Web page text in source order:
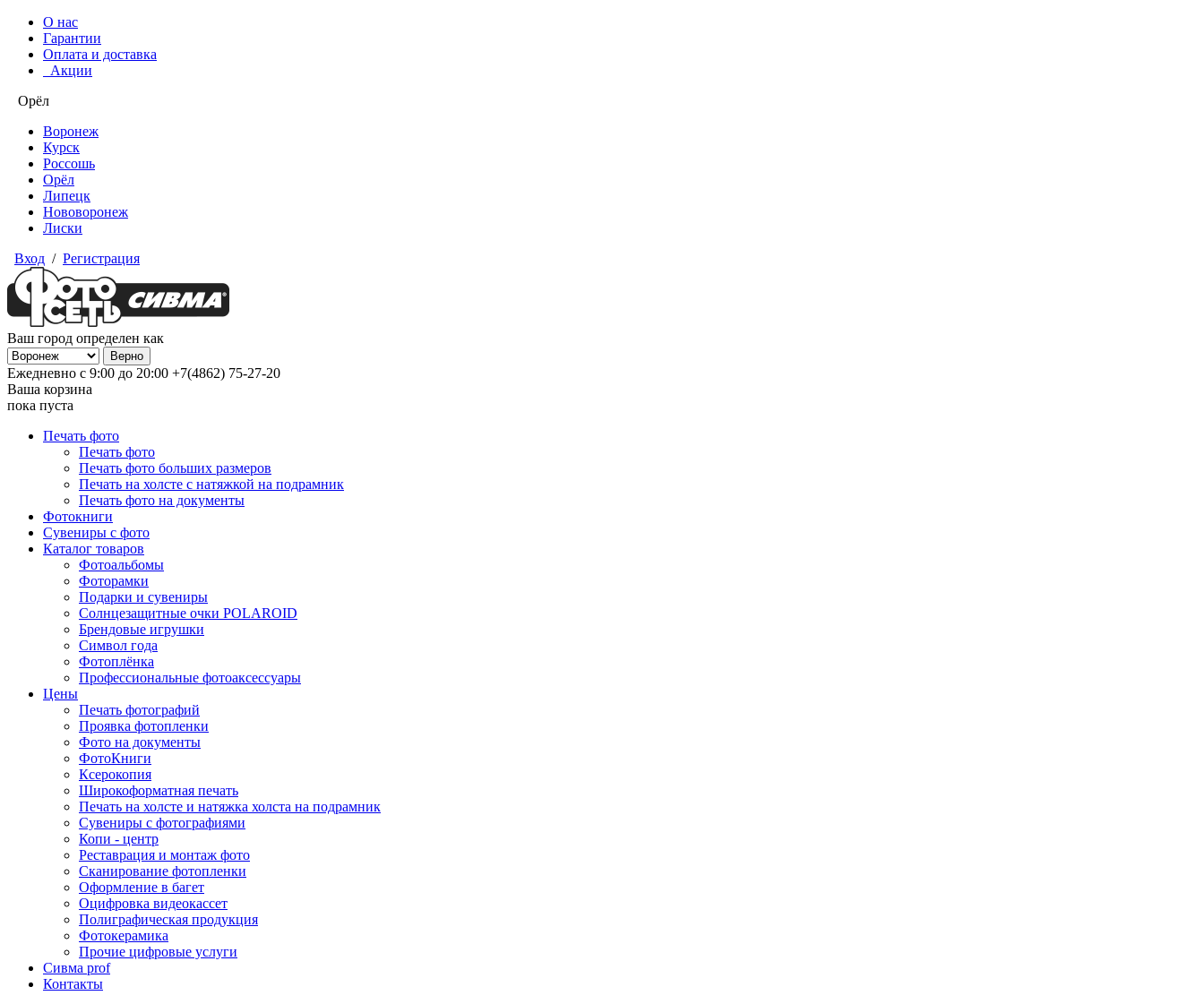
О нас
Гарантии
Оплата и доставка
Акции
Орёл
Воронеж
Курск
Россошь
Орёл
Липецк
Нововоронеж
Лиски
Вход / Регистрация
Ваш город определен как
Ежедневно с 9:00 до 20:00 +7(4862) 75-27-20
Ваша корзина
пока пуста
Печать фото
Печать фото
Печать фото больших размеров
Печать на холсте с натяжкой на подрамник
Печать фото на документы
Фотокниги
Сувениры с фото
Каталог товаров
Фотоальбомы
Фоторамки
Подарки и сувениры
Солнцезащитные очки POLAROID
Брендовые игрушки
Символ года
Фотоплёнка
Профессиональные фотоаксессуары
Цены
Печать фотографий
Проявка фотопленки
Фото на документы
ФотоКниги
Ксерокопия
Широкоформатная печать
Печать на холсте и натяжка холста на подрамник
Сувениры с фотографиями
Копи - центр
Реставрация и монтаж фото
Сканирование фотопленки
Оформление в багет
Оцифровка видеокассет
Полиграфическая продукция
Фотокерамика
Прочие цифровые услуги
Сивма prof
Контакты